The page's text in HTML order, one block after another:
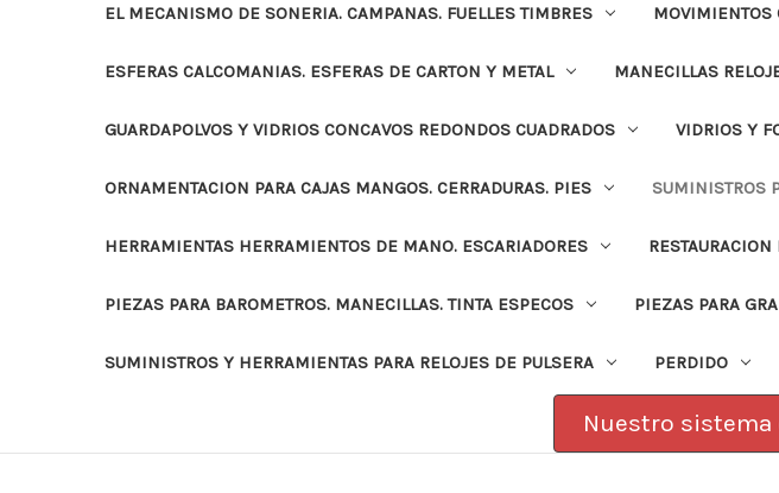
EL MECANISMO DE SONERIA. CAMPANAS. FUELLES TIMBRES MOVIMIENTOS
ESFERAS CALCOMANIAS. ESFERAS DE CARTON Y METAL MANECILLAS
GUARDAPOLVOS Y VIDRIOS CONCAVOS REDONDOS CUADRADOS VIDRIOS Y
ORNAMENTACION PARA CAJAS MANGOS. CERRADURAS. PIES SUMINISTROS
HERRAMIENTAS HERRAMIENTOS DE MANO. ESCARIADORES
PIEZAS PARA BAROMETROS. MANECILLAS. TINTA ESPECOS PIEZAS PARA
SUMINISTROS Y HERRAMIENTAS PARA RELOJES DE PULSERA PERDIDO
Nuestro sistema